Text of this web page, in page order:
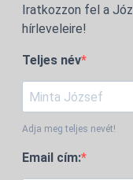
Iratkozzon fel a
hírleveleire!
Teljes név
Adja meg teljes nevét!
Email cím: